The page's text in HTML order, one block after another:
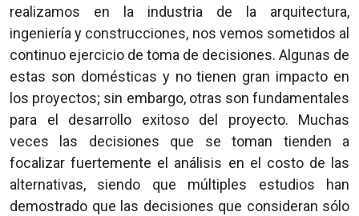
realizamos en la industria de la arquitectura,
ingeniería y construcciones, nos vemos sometidos al
continuo ejercicio de toma de decisiones. Algunas de
estas son domésticas y no tienen gran impacto en
los proyectos; sin embargo, otras son fundamentales
para el desarrollo exitoso del proyecto. Muchas
veces las decisiones que se toman tienden a
focalizar fuertemente el análisis en el costo de las
alternativas, siendo que múltiples estudios han
demostrado que las decisiones que consideran sólo